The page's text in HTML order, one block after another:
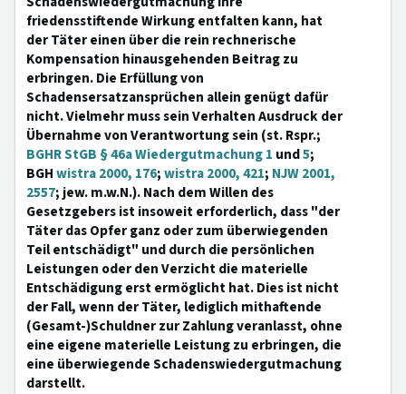
friedensstiftende Wirkung entfalten kann, hat
der Täter einen über die rein rechnerische
Kompensation hinausgehenden Beitrag zu
erbringen. Die Erfüllung von
Schadensersatzansprüchen allein genügt dafür
nicht. Vielmehr muss sein Verhalten Ausdruck der
Übernahme von Verantwortung sein (st. Rspr.;
BGHR StGB § 46a Wiedergutmachung 1 und5;
BGHwistra 2000, 176;wistra 2000, 421; NJW 2001,
2557; jew. m.w.N.). Nach dem Willen des
Gesetzgebers ist insoweit erforderlich, dass "der
Täter das Opfer ganz oder zum überwiegenden
Teil entschädigt" und durch die persönlichen
Leistungen oder den Verzicht die materielle
Entschädigung erst ermöglicht hat. Dies ist nicht
der Fall, wenn der Täter, lediglich mithaftende
(Gesamt-)Schuldner zur Zahlung veranlasst, ohne
eine eigene materielle Leistung zu erbringen, die
eine überwiegende Schadenswiedergutmachung
darstellt.